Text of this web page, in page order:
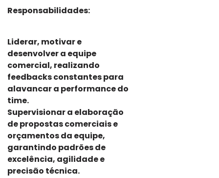
Responsabilidades:
Liderar, motivar e
desenvolver a equipe
comercial, realizando
feedbacks constantes para
alavancar a performance do
time.
Supervisionar a elaboração
de propostas comerciais e
orçamentos da equipe,
garantindo padrões de
excelência, agilidade e
precisão técnica.